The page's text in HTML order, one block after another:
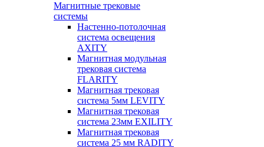
Магнитные трековые
системы
Настенно-потолочная
система освещения
AXITY
Магнитная модульная
трековая система
FLARITY
Магнитная трековая
система 5мм LEVITY
Магнитная трековая
система 23мм EXILITY
Магнитная трековая
система 25 мм RADITY